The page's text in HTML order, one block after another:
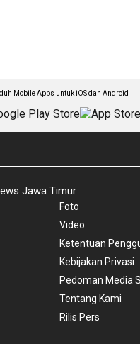
Mobile Apps untuk iOS dan Android
Jawa Timur
Foto
Video
Ketentuan
Kebijakan Privasi
Pedoman Media
Tentang Kami
Rilis Pers